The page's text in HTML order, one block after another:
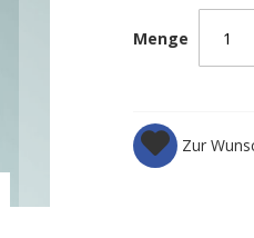
Menge
Zur